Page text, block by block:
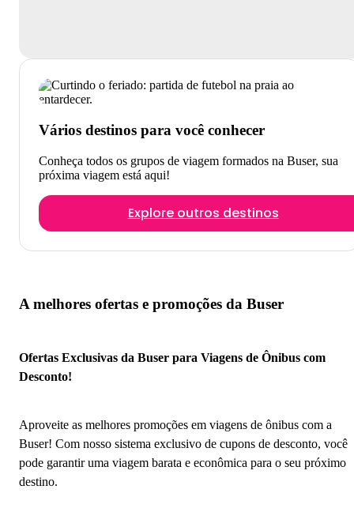
Vários destinos para você conhecer
Conheça todos os grupos de viagem formados na Buser, sua
próxima viagem está aqui!
Explore outros destinos
A melhores ofertas e promoções da Buser
Ofertas Exclusivas da Buser para Viagens de Ônibus com
Desconto!
Aproveite as melhores promoções em viagens de ônibus com a
Buser! Com nosso sistema exclusivo de cupons de desconto, você
pode garantir uma viagem barata e econômica para o seu próximo
destino.